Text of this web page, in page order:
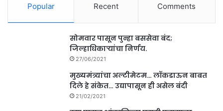
Popular Recent Comments
सोमवार पासून पुन्हा बससेवा बंद;
जिल्हाधिकाऱ्यांचा निर्णय.
27/06/2021
मुख्यमंत्र्यांचा अल्टीमेटम… लॉकडाऊन बाबत
दिले हे संकेत… उद्यापासून ही असेल बंदी
21/02/2021